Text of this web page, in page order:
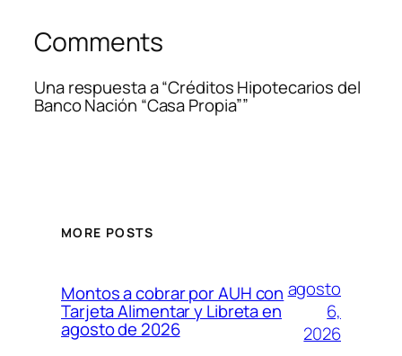
Comments
Una respuesta a “Créditos Hipotecarios del
Banco Nación “Casa Propia””
MORE POSTS
Montos a cobrar por AUH con
Tarjeta Alimentar y Libreta en
agosto de 2026
agosto
6,
2026